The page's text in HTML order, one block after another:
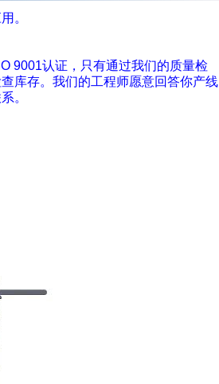
。
9001认证，只有通过我们的质量检
库存。我们的工程师愿意回答你产线
。